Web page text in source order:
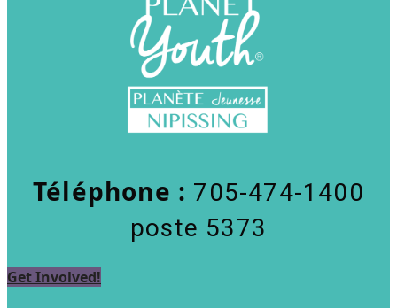
Téléphone : 705-474-1400
poste 5373
Get Involved!